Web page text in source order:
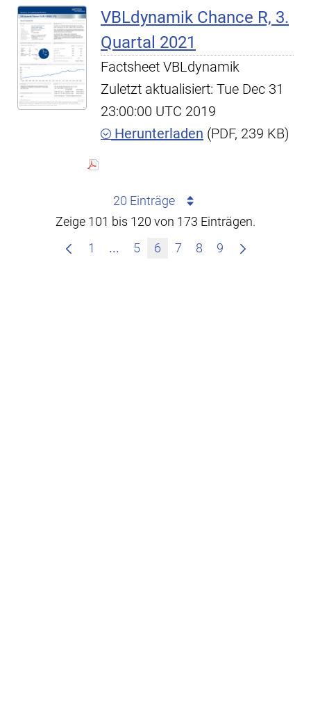
VBLdynamik Chance R, 3.
Quartal 2021
Factsheet VBLdynamik
Zuletzt aktualisiert: Tue Dec 31
23:00:00 UTC 2019
Herunterladen (PDF, 239 KB)
20 Einträge
Zeige 101 bis 120 von 173 Einträgen.
1
... Zwischenseiten Navigieren mit
5 6 7 8 9